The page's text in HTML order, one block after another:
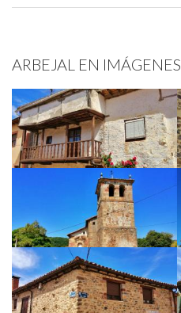
ARBEJAL EN IMÁGENES